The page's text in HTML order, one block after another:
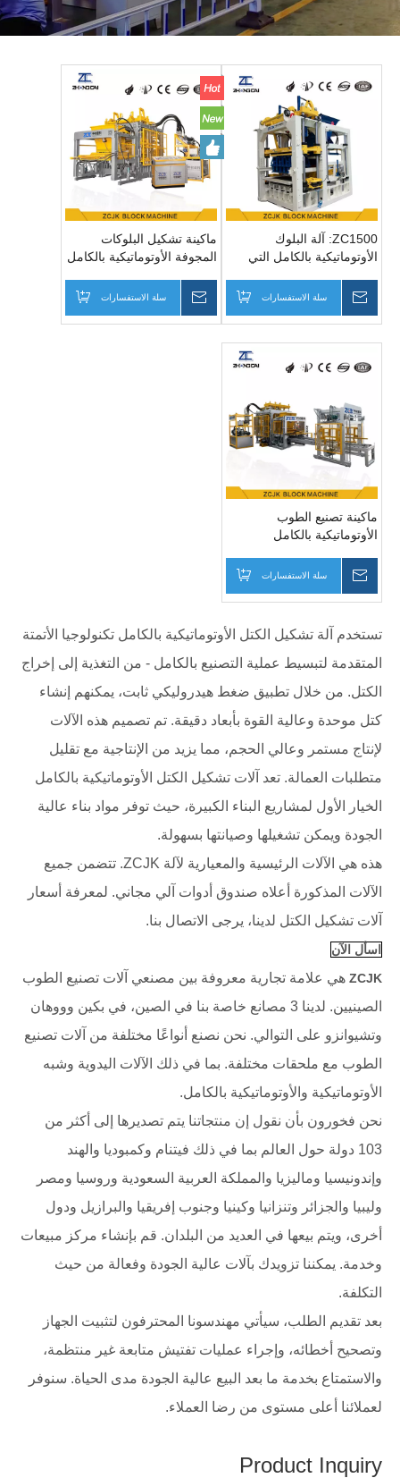
ZC1500: آلة البلوك
الأوتوماتيكية بالكامل التي
سلة الاستفسارات
ماكينة تشكيل البلوكات
المجوفة الأوتوماتيكية بالكامل
سلة الاستفسارات رسالتك
ماكينة تصنيع الطوب
الأوتوماتيكية بالكامل
سلة الاستفسارات
تستخدم آلة تشكيل الكتل الأوتوماتيكية بالكامل تكنولوجيا الأتمتة
المتقدمة لتبسيط عملية التصنيع بالكامل - من التغذية إلى إخراج
الكتل. من خلال تطبيق ضغط هيدروليكي ثابت، يمكنهم إنشاء
كتل موحدة وعالية القوة بأبعاد دقيقة. تم تصميم هذه الآلات
لإنتاج مستمر وعالي الحجم، مما يزيد من الإنتاجية مع تقليل
متطلبات العمالة. تعد آلات تشكيل الكتل الأوتوماتيكية بالكامل
الخيار الأول لمشاريع البناء الكبيرة، حيث توفر مواد بناء عالية
الجودة ويمكن تشغيلها وصيانتها بسهولة.
هذه هي الآلات الرئيسية والمعيارية لآلة ZCJK. تتضمن جميع
الآلات المذكورة أعلاه صندوق أدوات آلي مجاني. لمعرفة أسعار
آلات تشكيل الكتل لدينا، يرجى الاتصال بنا.
اسأل الآن
ZCJK هي علامة تجارية معروفة بين مصنعي آلات تصنيع الطوب
الصينيين. لدينا 3 مصانع خاصة بنا في الصين، في بكين وووهان
وتشيوانزو على التوالي. نحن نصنع أنواعًا مختلفة من آلات تصنيع
الطوب مع ملحقات مختلفة. بما في ذلك الآلات اليدوية وشبه
الأوتوماتيكية والأوتوماتيكية بالكامل.
نحن فخورون بأن نقول إن منتجاتنا يتم تصديرها إلى أكثر من
103 دولة حول العالم بما في ذلك فيتنام وكمبوديا والهند
وإندونيسيا وماليزيا والمملكة العربية السعودية وروسيا ومصر
وليبيا والجزائر وتنزانيا وكينيا وجنوب إفريقيا والبرازيل ودول
أخرى، ويتم بيعها في العديد من البلدان. قم بإنشاء مركز مبيعات
وخدمة. يمكننا تزويدك بآلات عالية الجودة وفعالة من حيث
التكلفة.
بعد تقديم الطلب، سيأتي مهندسونا المحترفون لتثبيت الجهاز
وتصحيح أخطائه، وإجراء عمليات تفتيش متابعة غير منتظمة،
والاستمتاع بخدمة ما بعد البيع عالية الجودة مدى الحياة. سنوفر
لعملائنا أعلى مستوى من رضا العملاء.
Product Inquiry